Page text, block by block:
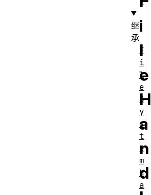
i
l
e
H
a
n
d
继
承
F
i
l
e
S
y
s
t
e
m
H
a